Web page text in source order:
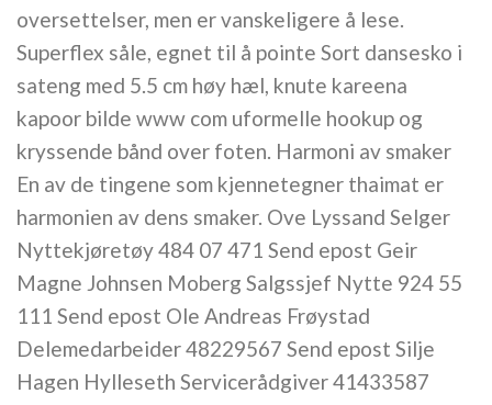
oversettelser, men er vanskeligere å lese.
Superflex såle, egnet til å pointe Sort dansesko i
sateng med 5.5 cm høy hæl, knute kareena
kapoor bilde www com uformelle hookup og
kryssende bånd over foten. Harmoni av smaker
En av de tingene som kjennetegner thaimat er
harmonien av dens smaker. Ove Lyssand Selger
Nyttekjøretøy 484 07 471 Send epost Geir
Magne Johnsen Moberg Salgssjef Nytte 924 55
111 Send epost Ole Andreas Frøystad
Delemedarbeider 48229567 Send epost Silje
Hagen Hylleseth Servicerådgiver 41433587